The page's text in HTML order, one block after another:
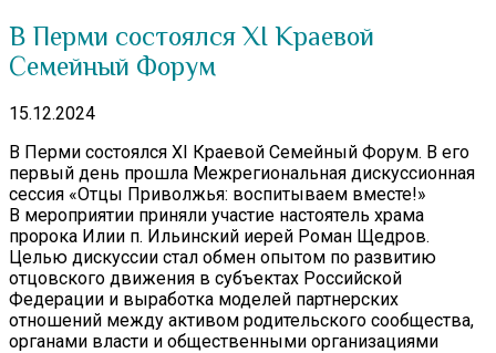
В Перми состоялся ХI Краевой
Семейный Форум
15.12.2024
В Перми состоялся ХI Краевой Семейный Форум. В его
первый день прошла Межрегиональная дискуссионная
сессия «Отцы Приволжья: воспитываем вместе!»
В мероприятии приняли участие настоятель храма
пророка Илии п. Ильинский иерей Роман Щедров.
Целью дискуссии стал обмен опытом по развитию
отцовского движения в субъектах Российской
Федерации и выработка моделей партнерских
отношений между активом родительского сообщества,
органами власти и общественными организациями